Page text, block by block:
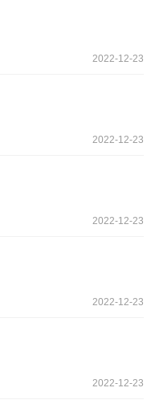
2022-12-23
2022-12-23
2022-12-23
2022-12-23
2022-12-23